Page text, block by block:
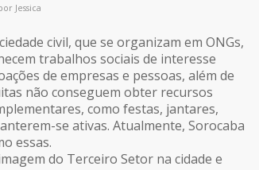
Jessica
civil, que se organizam em ONGs,
trabalhos sociais de interesse
de empresas e pessoas, além de
não conseguem obter recursos
como festas, jantares,
se ativas. Atualmente, Sorocaba
essas.
do Terceiro Setor na cidade e